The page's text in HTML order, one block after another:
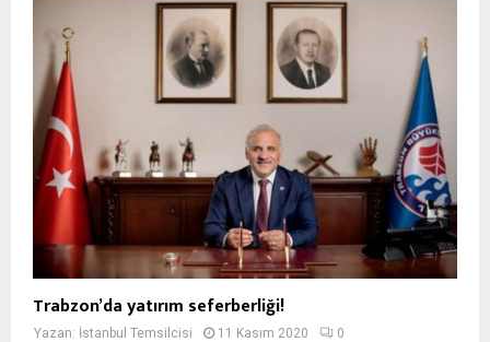
Trabzon’da yatırım seferberliği!
Yazan: İstanbul Temsilcisi 11 Kasım 2020 0